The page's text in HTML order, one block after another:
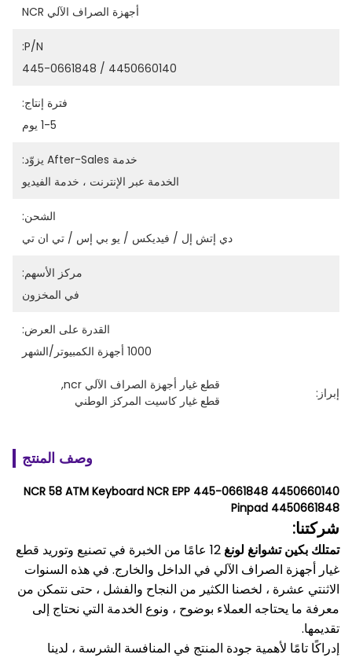
أجهزة الصراف الآلي NCR
P/N:
4450660140 / 445-0661848
فترة إنتاج:
1-5 يوم
خدمة After-Sales يزوّد:
الخدمة عبر الإنترنت ، خدمة الفيديو
الشحن:
دي إتش إل / فيديكس / يو بي إس / تي ان تي
مركز الأسهم:
في المخزون
القدرة على العرض:
1000 أجهزة الكمبيوتر/الشهر
إبراز:
قطع غيار أجهزة الصراف الآلي ncr
,
قطع غيار كاسيت المركز الوطني
وصف المنتج
4450660140 445-0661848 NCR 58 ATM Keyboard NCR EPP
Pinpad 4450661848
شركتنا:
تمتلك بكين تشوانغ لونغ
12 عامًا من الخبرة في تصنيع وتوريد قطع
غيار أجهزة الصراف الآلي في الداخل والخارج. في هذه السنوات
الاثنتي عشرة ، لخصنا الكثير من النجاح والفشل ، حتى نتمكن من
معرفة ما يحتاجه العملاء بوضوح ، ونوع الخدمة التي نحتاج إلى
تقديمها.
إدراكًا تامًا لأهمية جودة المنتج في المنافسة الشرسة ، لدينا